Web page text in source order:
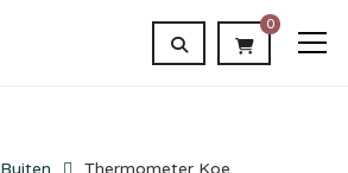
0
Buiten Thermometer Koe